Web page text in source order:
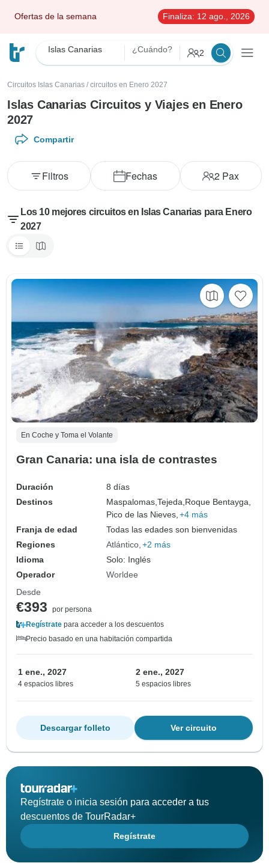
Ofertas de la semana Finaliza: 12 ago., 2026
Islas Canarias ¿Cuándo? 2
Circuitos Islas Canarias / circuitos en Enero 2027
Islas Canarias Circuitos y Viajes en Enero
2027
Compartir
Fechas 2 Pax
Filtros
Los 10 mejores circuitos en Islas Canarias para Enero
2027
En Coche y Toma el Volante
Gran Canaria: una isla de contrastes
Duración
8 días
Destinos
Maspalomas,Tejeda, Roque Bentayga,
Pico de las Nieves, +4 más
Franja de edad
Todas las edades son bienvenidas
Regiones
Atlántico +2 más
Idioma
Solo: Inglés
Operador
Worldee
Desde
€393
por persona
Regístrate para acceder a los descuentos
Precio basado en una habitación compartida
1 ene., 2027
4 espacios libres
2 ene., 2027
5 espacios libres
Ver circuito
Descargar folleto
Regístrate o inicia sesión para acceder a tus
descuentos de TourRadar+
Regístrate